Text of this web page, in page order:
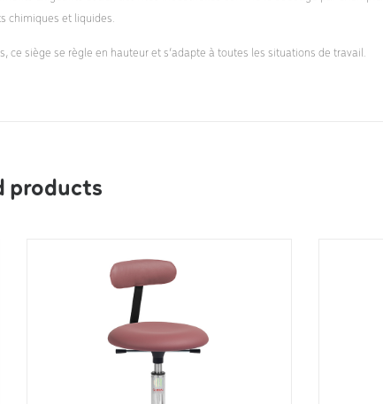
chimiques et liquides.
siège se règle en hauteur et s’adapte à toutes les situations de travail.
products